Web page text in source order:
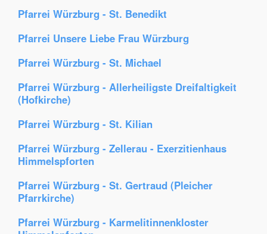
Pfarrei Würzburg - St. Benedikt
Pfarrei Unsere Liebe Frau Würzburg
Pfarrei Würzburg - St. Michael
Pfarrei Würzburg - Allerheiligste Dreifaltigkeit
(Hofkirche)
Pfarrei Würzburg - St. Kilian
Pfarrei Würzburg - Zellerau - Exerzitienhaus
Himmelspforten
Pfarrei Würzburg - St. Gertraud (Pleicher
Pfarrkirche)
Pfarrei Würzburg - Karmelitinnenkloster